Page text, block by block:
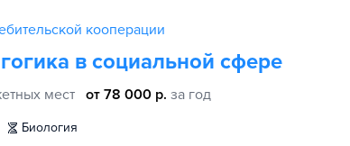
кооперации
в социальной сфере
мест от 78 000 р. за год
биология